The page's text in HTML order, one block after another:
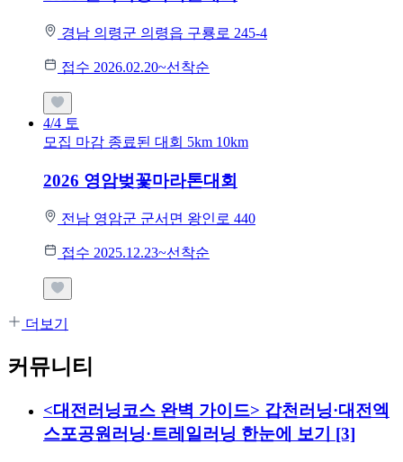
경남 의령군 의령읍 구룡로 245-4
접수 2026.02.20~선착순
4/4 토
모집 마감 종료된 대회 5km 10km
2026 영암벚꽃마라톤대회
전남 영암군 군서면 왕인로 440
접수 2025.12.23~선착순
더보기
커뮤니티
<대전러닝코스 완벽 가이드> 갑천러닝·대전엑
스포공원러닝·트레일러닝 한눈에 보기 [3]